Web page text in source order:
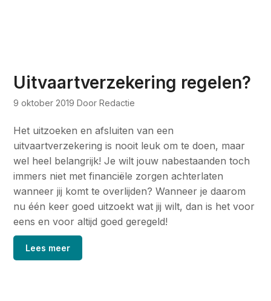
Uitvaartverzekering regelen?
9 oktober 2019 Door Redactie
Het uitzoeken en afsluiten van een
uitvaartverzekering is nooit leuk om te doen, maar
wel heel belangrijk! Je wilt jouw nabestaanden toch
immers niet met financiële zorgen achterlaten
wanneer jij komt te overlijden? Wanneer je daarom
nu één keer goed uitzoekt wat jij wilt, dan is het voor
eens en voor altijd goed geregeld!
Lees meer